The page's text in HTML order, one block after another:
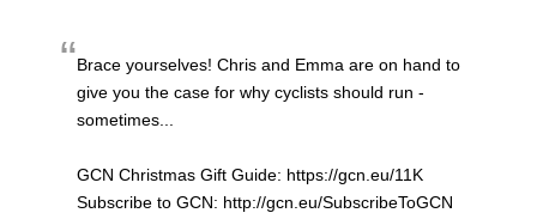
Brace yourselves! Chris and Emma are on hand to
give you the case for why cyclists should run -
sometimes...
GCN Christmas Gift Guide: https://gcn.eu/11K
Subscribe to GCN: http://gcn.eu/SubscribeToGCN